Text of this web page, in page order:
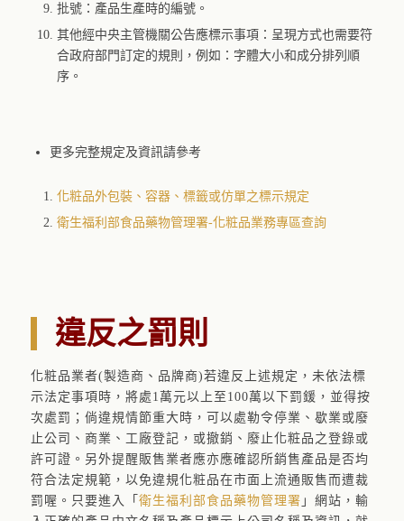
批號：產品生產時的編號。
其他經中央主管機關公告應標示事項：呈現方式也需要符
合政府部門訂定的規則，例如：字體大小和成分排列順
序。
更多完整規定及資訊請參考
化粧品外包裝、容器、標籤或仿單之標示規定
衛生福利部食品藥物管理署-化粧品業務專區查詢
違反之罰則
化粧品業者(製造商、品牌商)若違反上述規定，未依法標
示法定事項時，將處1萬元以上至100萬以下罰鍰，並得按
次處罰；倘違規情節重大時，可以處勒令停業、歇業或廢
止公司、商業、工廠登記，或撤銷、廢止化粧品之登錄或
許可證。另外提醒販售業者應亦應確認所銷售產品是否均
符合法定規範，以免違規化粧品在市面上流通販售而遭裁
罰喔。只要進入「 衛生福利部食品藥物管理署 」網站，輸